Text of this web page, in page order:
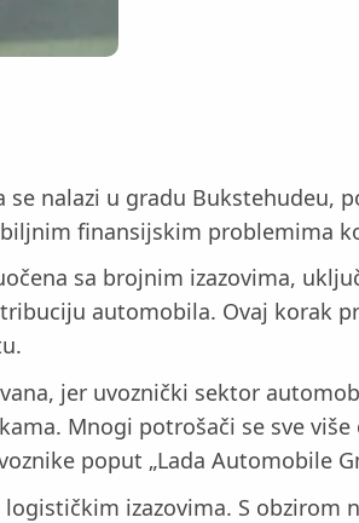
nalazi u gradu Bukstehudeu,
finansijskim problemima
sa brojnim izazovima,
automobila. Ovaj korak
jer uvoznički sektor
Mnogi potrošači se sve
poput „Lada Automobile
izazovima. S obzirom